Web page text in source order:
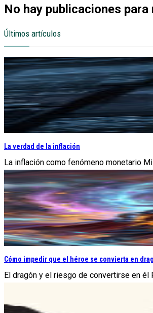
No hay publicaciones
Últimos artículos
La verdad de la inflación
La inflación como fenómeno monetario
Cómo impedir que el héroe se convierta en
El dragón y el riesgo de convertirse en él